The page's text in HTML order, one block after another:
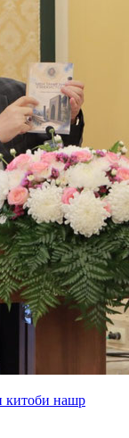
китоби нашр